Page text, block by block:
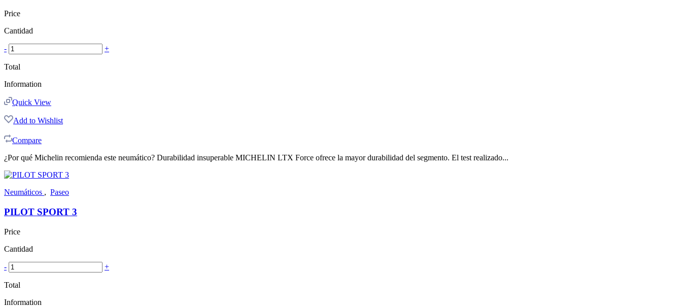
Price
Cantidad
- +
Total
Information
Quick View
Add to Wishlist
Compare
¿Por qué Michelin recomienda este neumático? Durabilidad insuperable MICHELIN LTX Force ofrece la mayor durabilidad del segmento. El test realizado...
Neumáticos , Paseo
PILOT SPORT 3
Price
Cantidad
- +
Total
Information